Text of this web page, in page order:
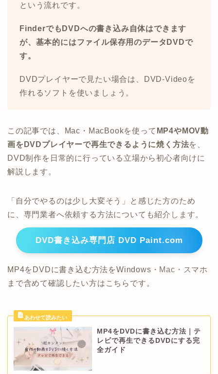
という流れです。
FinderでもDVDへの書き込み自体はできます
が、基本的にはファイル保存用のデータDVDで
す。
DVDプレイヤーで見たい場合は、DVD-Videoを
作れるソフトを使いましょう。
この記事では、Mac・MacBookを使って MP4やMOV動
画をDVDプレイヤーで再生できるように焼く方法を、
DVD制作を日常的に行っている立場から初心者向けに
解説します。
「自分でやるのは少し大変そう」と感じた方のため
に、専門業者へ依頼する方法についても紹介します。
DVD書き込み専門店 DVD Paint.com
MP4をDVDに書き込む方法をWindows・Mac・スマホ
まで含めて確認したい方はこちらです。
MP4をDVDに書き込む方法｜テ
レビで再生できるDVDにする完
全ガイド